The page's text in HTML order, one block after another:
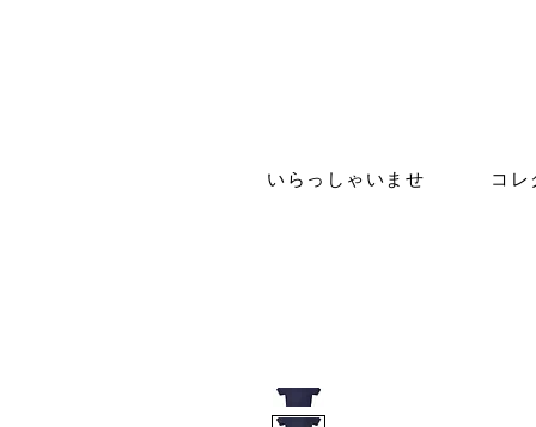
いらっしゃいませ コレ